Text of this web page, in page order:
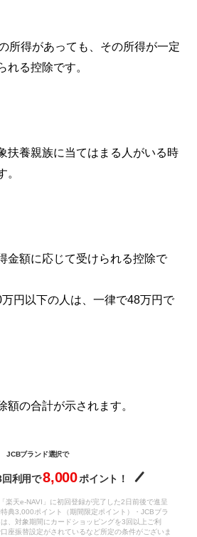
所得があっても、その所得が一定
れる控除です。
扶養親族に当てはまる人がいる時
。
金額に応じて受けられる控除で
円以下の人は、一律で48万円で
額の合計が示されます。
JCBブランド選択で
利用で8,000ポイント！
天e-NAVI」に初回登録が完了した2日前後で進呈
典3,000ポイント（期間限定ポイント）・JCBブラ
、対象期間にカードショッピングを3回以上ご利
座振替設定がされているなど所定の条件がございま